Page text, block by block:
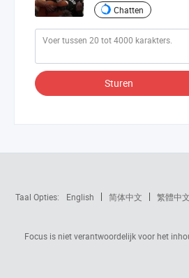
Chatten
Sturen
Taal Opties:
English 简体中文 繁體中文
Focus is niet verantwoordelijk voor het